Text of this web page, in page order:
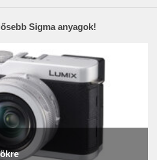
Sigma anyagok!